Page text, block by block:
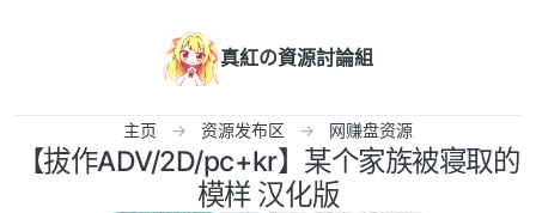
真紅の資源討論組
主页 资源发布区 网赚盘资源
【拔作ADV/2D/pc+kr】某个家族被寝取的
模样 汉化版